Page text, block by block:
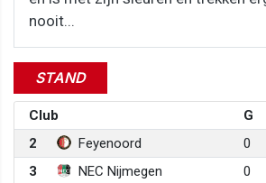
nooit...
STAND
Club G
2
Feyenoord 0
3
NEC Nijmegen 0